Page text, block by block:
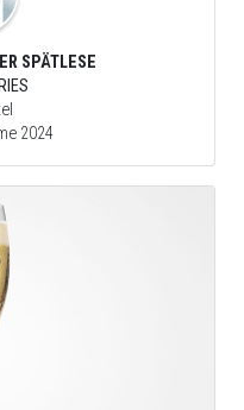
SPÄTLESE
2024